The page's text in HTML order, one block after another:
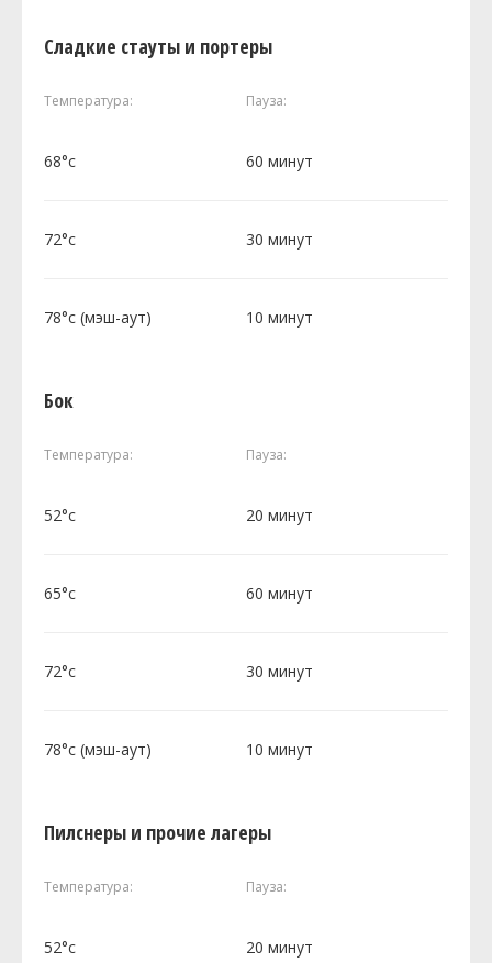
Сладкие стауты и портеры
Температура: Пауза:
68°c 60 минут
72°c 30 минут
78°c (мэш-аут) 10 минут
Бок
Температура: Пауза:
52°c 20 минут
65°c 60 минут
72°c 30 минут
78°c (мэш-аут) 10 минут
Пилснеры и прочие лагеры
Температура: Пауза:
52°c 20 минут